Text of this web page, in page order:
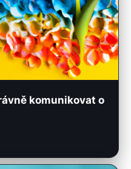
komunikovat o